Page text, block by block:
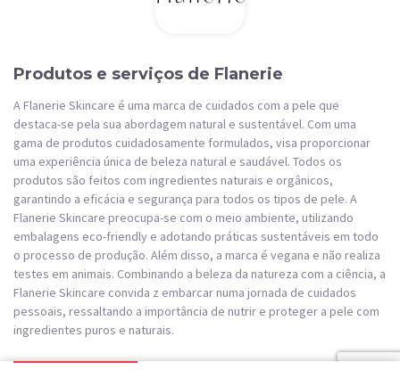
Produtos e serviços de Flanerie
A Flanerie Skincare é uma marca de cuidados com a pele que
destaca-se pela sua abordagem natural e sustentável. Com uma
gama de produtos cuidadosamente formulados, visa proporcionar
uma experiência única de beleza natural e saudável. Todos os
produtos são feitos com ingredientes naturais e orgânicos,
garantindo a eficácia e segurança para todos os tipos de pele. A
Flanerie Skincare preocupa-se com o meio ambiente, utilizando
embalagens eco-friendly e adotando práticas sustentáveis em todo
o processo de produção. Além disso, a marca é vegana e não realiza
testes em animais. Combinando a beleza da natureza com a ciência, a
Flanerie Skincare convida z embarcar numa jornada de cuidados
pessoais, ressaltando a importância de nutrir e proteger a pele com
ingredientes puros e naturais.